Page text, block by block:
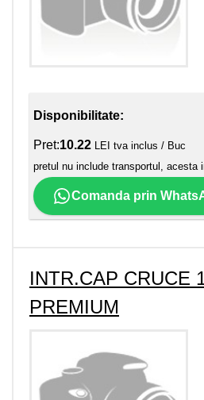
Disponibilitate:
Pret:10.22 LEI tva inclus / Buc
pretul nu include transportul, acesta
Comanda prin
INTR.CAP CRUCE
PREMIUM